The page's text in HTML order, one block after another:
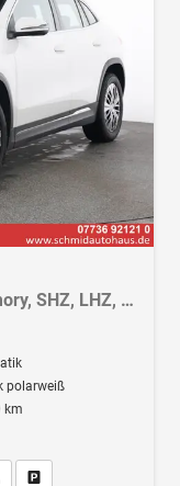
250 +, Prog. Adv. AHK, Pano, Memory, SHZ, LHZ, Totwinkel, Rückkamera
polarweiß
km
Sie an
Fahrzeugexposé (PDF)